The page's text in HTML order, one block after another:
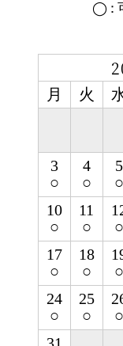
◯：
月 火
3
○
4
○
5
○
10
○
11
○
○
17
○
18
○
○
24
○
25
○
○